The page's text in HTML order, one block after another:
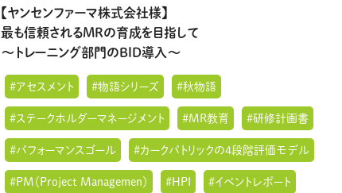
【ヤンセンファーマ株式会社様】
最も信頼されるMRの育成を目指して
～トレーニング部門のBID導入～
#アセスメント #物語シリーズ #秋物語
#ステークホルダーマネージメント #MR教育 #研修計画書
#パフォーマンスゴール #カークパトリックの4段階評価モデル
#PM（Project Managemen） #HPI #イベントレポート